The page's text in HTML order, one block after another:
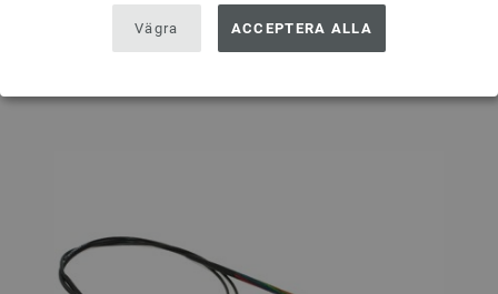
Vägra
ACCEPTERA ALLA
På inköpslistan